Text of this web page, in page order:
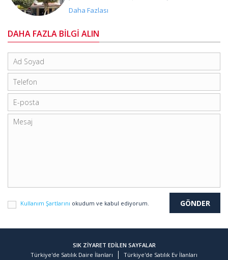
Daha Fazlası
DAHA FAZLA BİLGİ ALIN
Kullanım Şartlarını okudum ve kabul ediyorum.
SIK ZİYARET EDİLEN SAYFALAR
Türkiye'de Satılık Daire İlanları
Türkiye'de Satılık Ev İlanları